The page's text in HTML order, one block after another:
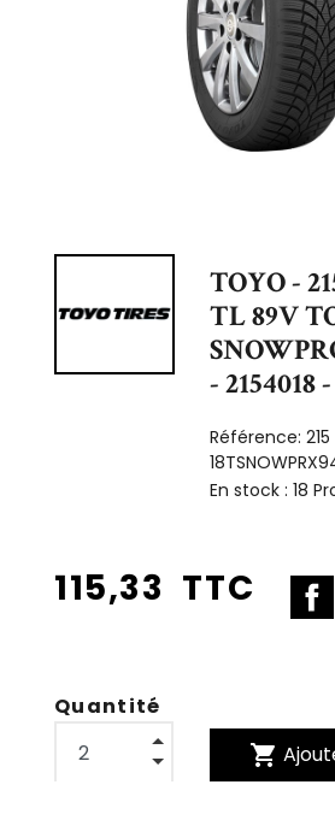
TOYO -
TL 89V
- 2154018
Référence:
En stock :18
115,33 TTC
Quantité
shopping_cart